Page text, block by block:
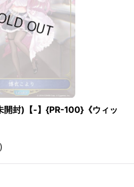
開封)【-】{PR-100}《ウィッ